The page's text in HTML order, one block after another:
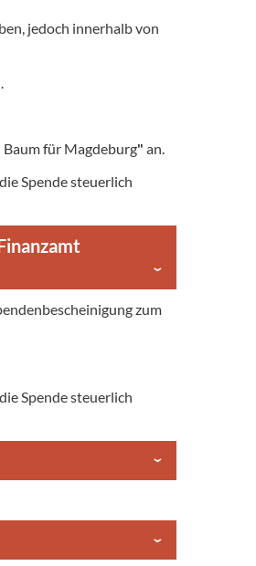
jedoch innerhalb von
für Magdeburg" an.
Spende steuerlich
zum
Spende steuerlich